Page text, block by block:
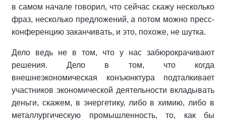
в самом начале говорил, что сейчас скажу несколько
фраз, несколько предложений, а потом можно пресс-
конференцию заканчивать, и это, похоже, не шутка.
Дело ведь не в том, что у нас забюрокрачивают
решения. Дело в том, что когда
внешнеэкономическая конъюнктура подталкивает
участников экономической деятельности вкладывать
деньги, скажем, в энергетику, либо в химию, либо в
металлургическую промышленность, то, как бы